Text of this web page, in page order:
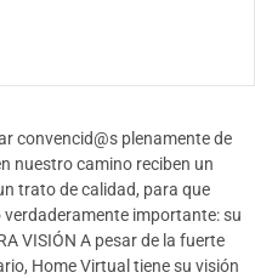
convencid@s plenamente de
nuestro camino reciben un
trato de calidad, para que
importante: su
VISIÓN A pesar de la fuerte
Home Virtual tiene su visión